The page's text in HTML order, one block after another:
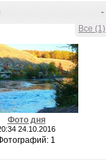
-
Все (1)
Фото дня
24.10.2016
1